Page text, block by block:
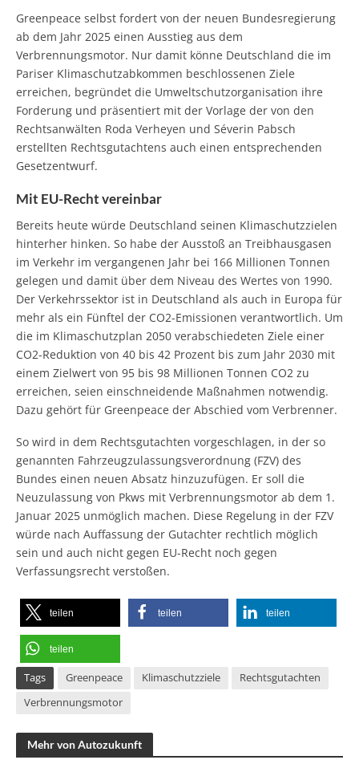
Greenpeace selbst fordert von der neuen Bundesregierung
ab dem Jahr 2025 einen Ausstieg aus dem
Verbrennungsmotor. Nur damit könne Deutschland die im
Pariser Klimaschutzabkommen beschlossenen Ziele
erreichen, begründet die Umweltschutzorganisation ihre
Forderung und präsentiert mit der Vorlage der von den
Rechtsanwälten Roda Verheyen und Séverin Pabsch
erstellten Rechtsgutachtens auch einen entsprechenden
Gesetzentwurf.
Mit EU-Recht vereinbar
Bereits heute würde Deutschland seinen Klimaschutzzielen
hinterher hinken. So habe der Ausstoß an Treibhausgasen
im Verkehr im vergangenen Jahr bei 166 Millionen Tonnen
gelegen und damit über dem Niveau des Wertes von 1990.
Der Verkehrssektor ist in Deutschland als auch in Europa für
mehr als ein Fünftel der CO2-Emissionen verantwortlich. Um
die im Klimaschutzplan 2050 verabschiedeten Ziele einer
CO2-Reduktion von 40 bis 42 Prozent bis zum Jahr 2030 mit
einem Zielwert von 95 bis 98 Millionen Tonnen CO2 zu
erreichen, seien einschneidende Maßnahmen notwendig.
Dazu gehört für Greenpeace der Abschied vom Verbrenner.
So wird in dem Rechtsgutachten vorgeschlagen, in der so
genannten Fahrzeugzulassungsverordnung (FZV) des
Bundes einen neuen Absatz hinzuzufügen. Er soll die
Neuzulassung von Pkws mit Verbrennungsmotor ab dem 1.
Januar 2025 unmöglich machen. Diese Regelung in der FZV
würde nach Auffassung der Gutachter rechtlich möglich
sein und auch nicht gegen EU-Recht noch gegen
Verfassungsrecht verstoßen.
teilen teilen teilen
teilen
Tags Greenpeace Klimaschutzziele
Rechtsgutachten
Verbrennungsmotor
Mehr von Autozukunft